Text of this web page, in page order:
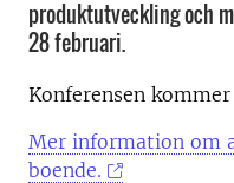
produktutveckling och
28 februari.
Konferensen
Mer information om
boende.